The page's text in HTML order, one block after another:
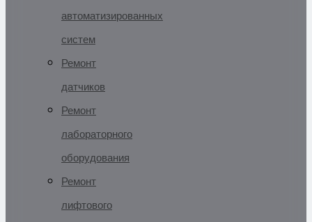
автоматизированных
систем
Ремонт
датчиков
Ремонт
лабораторного
оборудования
Ремонт
лифтового